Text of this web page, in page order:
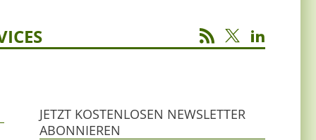
JETZT KOSTENLOSEN NEWSLETTER
ABONNIEREN